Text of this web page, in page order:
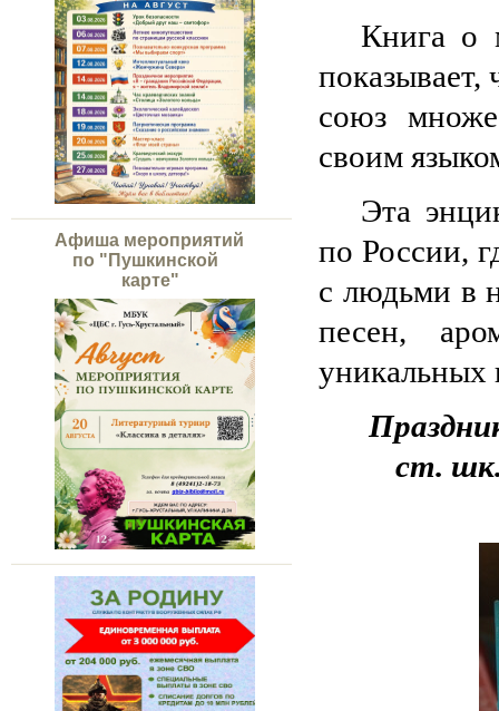
Афиша мероприятий
по "Пушкинской
карте"
Книга о
показывает,
союз
своим
Эта
по России,
с людьми в
песен,
уникальных
ст.